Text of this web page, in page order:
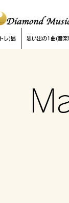
レ)島 思い出の1曲(音楽